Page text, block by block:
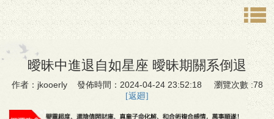
曖昧中進退自如星座 曖昧期關系倒退
作者：jkooerly 發佈時間：2024-04-24 23:52:18 瀏覽次數 :78
[返廻]